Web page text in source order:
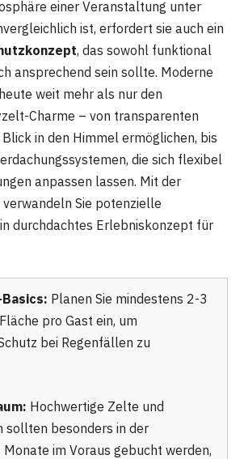
einer Veranstaltung unter
ist, erfordert sie auch ein
, das sowohl funktional
ansprechend sein sollte. Moderne
weit mehr als nur den
Charme – von transparenten
in den Himmel ermöglichen, bis
die sich flexibel
anpassen lassen. Mit der
Sie potenzielle
durchdachtes Erlebniskonzept für
Planen Sie mindestens 2-3
pro Gast ein, um
bei Regenfällen zu
Hochwertige Zelte und
sollten besonders in der
im Voraus gebucht werden,